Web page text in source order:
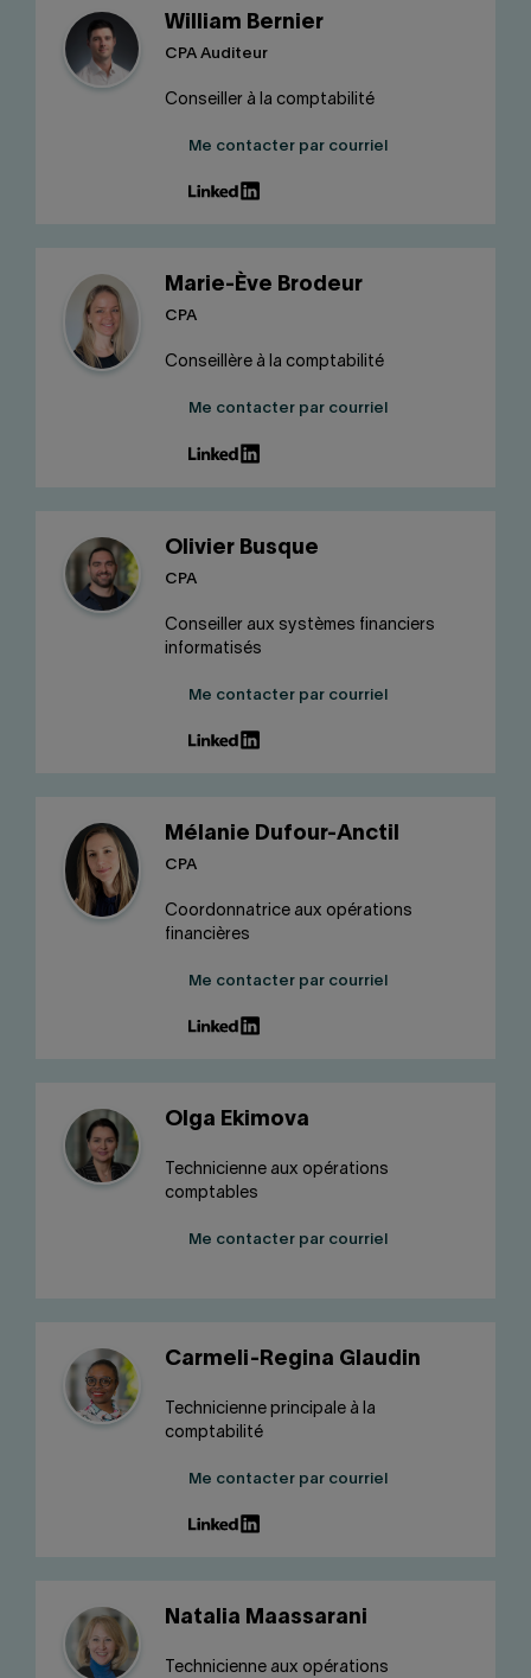
William Bernier
CPA Auditeur
Conseiller à la comptabilité
Me contacter par courriel
Marie-Ève Brodeur
CPA
Conseillère à la comptabilité
Me contacter par courriel
Olivier Busque
CPA
Conseiller aux systèmes financiers
informatisés
Me contacter par courriel
Mélanie Dufour-Anctil
CPA
Coordonnatrice aux opérations
financières
Me contacter par courriel
Olga Ekimova
Technicienne aux opérations
comptables
Me contacter par courriel
Carmeli-Regina Glaudin
Technicienne principale à la
comptabilité
Me contacter par courriel
Natalia Maassarani
Technicienne aux opérations